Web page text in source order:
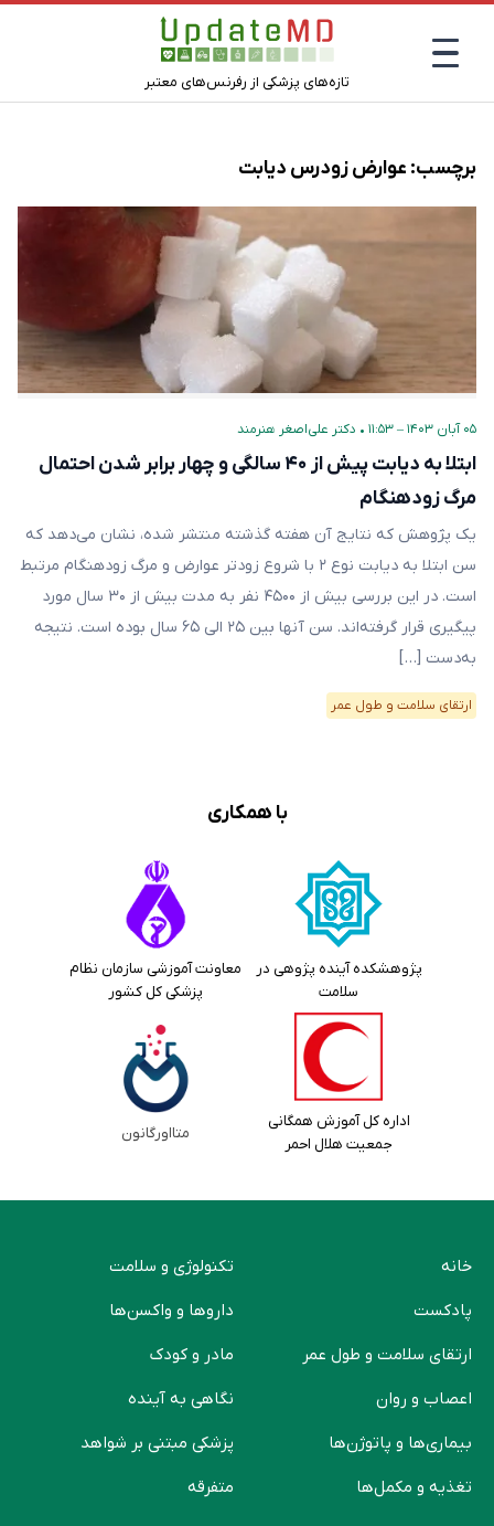
تازه‌های پزشکی از رفرنس‌های معتبر
برچسب: عوارض زودرس دیابت
۰۵ آبان ۱۴۰۳ – ۱۱:۵۳ • دکتر علی‌اصغر هنرمند
ابتلا به دیابت پیش از ۴۰ سالگی و چهار برابر شدن احتمال
مرگ زودهنگام
یک پژوهش که نتایج آن هفته‌ گذشته منتشر شده، نشان می‌دهد که
سن ابتلا به دیابت نوع ۲ با شروع زودتر عوارض و مرگ زودهنگام مرتبط
است. در این بررسی بیش از ۴۵۰۰ نفر به مدت بیش از ۳۰ سال مورد
پیگیری قرار گرفته‌اند. سن آنها بین ۲۵ الی ۶۵ سال بوده است. نتیجه
به‌دست […]
ارتقای سلامت و طول عمر
با همکاری
پژوهشکده آینده پژوهی در
سلامت
معاونت آموزشی سازمان نظام
پزشکی کل کشور
اداره کل آموزش همگانی
جمعیت هلال احمر
متااورگانون
خانه
پادکست
ارتقای سلامت و طول عمر
اعصاب و روان
بیماری‌ها و پاتوژن‌ها
تغذیه و مکمل‌ها
تکنولوژی و سلامت
دارو‌ها و واکسن‌ها
مادر و کودک
نگاهی به آینده
پزشکی مبتنی بر شواهد
متفرقه